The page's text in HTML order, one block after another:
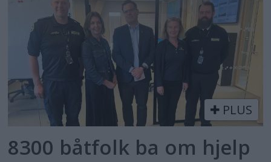
PLUS
8300 båtfolk ba om hjelp